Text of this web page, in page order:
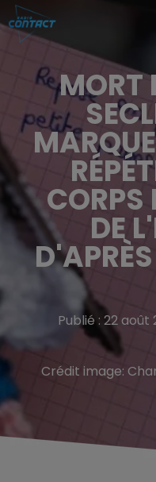
MORT
CORPS
DE
Publié : 22
Crédit image: